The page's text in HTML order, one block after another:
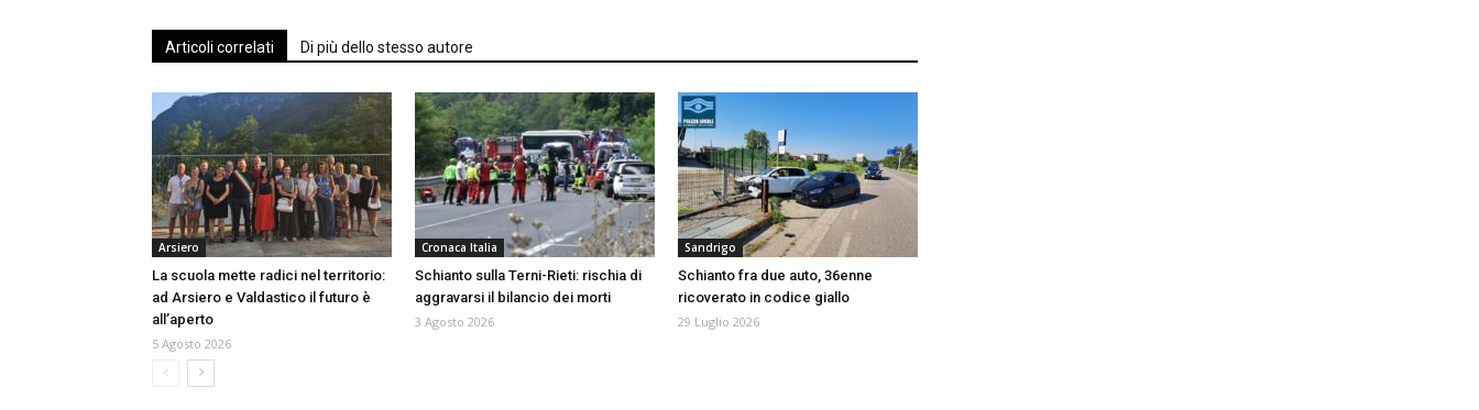
Articoli correlati Di più dello stesso autore
Arsiero
La scuola mette radici nel territorio:
ad Arsiero e Valdastico il futuro è
all’aperto
5 Agosto 2026
Cronaca Italia
Schianto sulla Terni-Rieti: rischia di
aggravarsi il bilancio dei morti
3 Agosto 2026
Sandrigo
Schianto fra due auto, 36enne
ricoverato in codice giallo
29 Luglio 2026